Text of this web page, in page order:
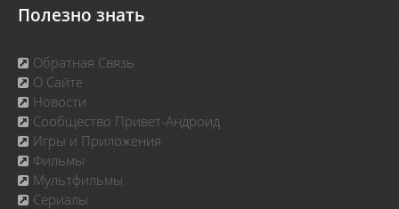
Полезно знать
Обратная Связь
О Сайте
Новости
Сообщество Привет-Андроид
Игры и Приложения
Фильмы
Мультфильмы
Сериалы